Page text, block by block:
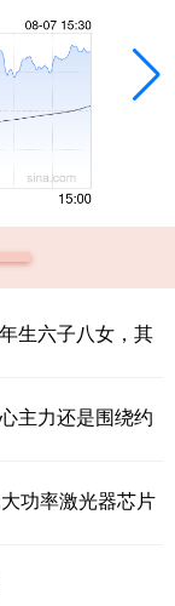
生六子八女，其
主力还是围绕约
功率激光器芯片